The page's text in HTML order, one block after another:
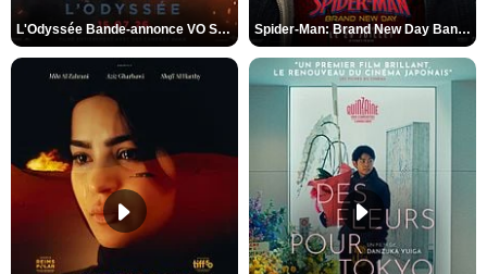
L'Odyssée Bande-annonce VO STFR Spider-Man: Brand New Day Bande-annonce VO STFR